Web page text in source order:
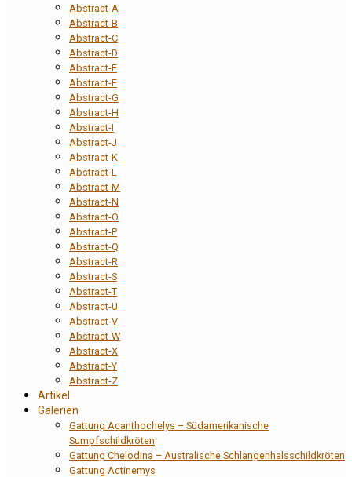
Abstract-A
Abstract-B
Abstract-C
Abstract-D
Abstract-E
Abstract-F
Abstract-G
Abstract-H
Abstract-I
Abstract-J
Abstract-K
Abstract-L
Abstract-M
Abstract-N
Abstract-O
Abstract-P
Abstract-Q
Abstract-R
Abstract-S
Abstract-T
Abstract-U
Abstract-V
Abstract-W
Abstract-X
Abstract-Y
Abstract-Z
Artikel
Galerien
Gattung Acanthochelys – Südamerikanische
Sumpfschildkröten
Gattung Chelodina – Australische Schlangenhalsschildkröten
Gattung Actinemys